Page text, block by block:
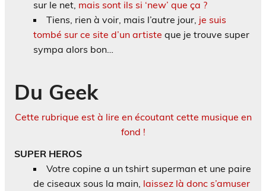
sur le net, mais sont ils si ‘new’ que ça ?
Tiens, rien à voir, mais l’autre jour, je suis
tombé sur ce site d’un artiste que je trouve super
sympa alors bon…
Du Geek
Cette rubrique est à lire en écoutant cette musique en
fond !
SUPER HEROS
Votre copine a un tshirt superman et une paire
de ciseaux sous la main, laissez là donc s’amuser